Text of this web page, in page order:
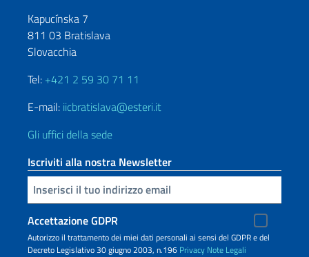
Kapucínska 7
811 03 Bratislava
Slovacchia
Tel: +421 2 59 30 71 11
E-mail: iicbratislava@esteri.it
Gli uffici della sede
Iscriviti alla nostra Newsletter
Inserisci la tua email
Accettazione GDPR
Autorizzo il trattamento dei miei dati personali ai sensi del GDPR e del
Decreto Legislativo 30 giugno 2003, n.196 Privacy Note Legali